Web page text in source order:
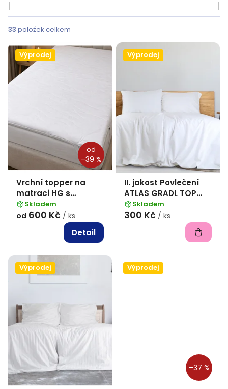
33 položek celkem
V
ý
p
i
s
o
d
k
Výprodej
od
–39 %
Vrchní topper na
matraci HG s
gumami v rozích
Skladem
od 600 Kč / ks
Detail
Výprodej
II. jakost Povlečení
ATLAS GRADL TOP
HOTEL
140x200+70x90 bez
pruhu - hotel. uzávěr
Skladem
300 Kč / ks
Výprodej Výprodej
–37 %